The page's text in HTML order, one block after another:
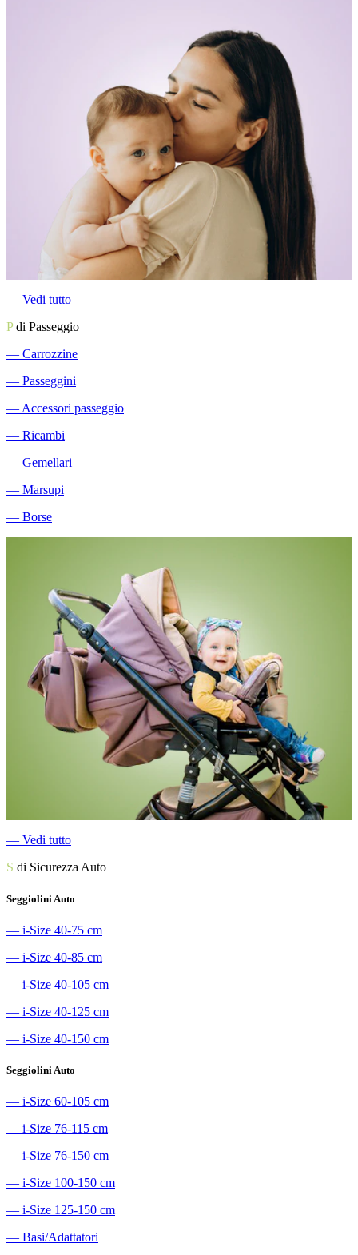
― Vedi tutto
Pdi Passeggio
― Carrozzine
― Passeggini
― Accessori passeggio
― Ricambi
― Gemellari
― Marsupi
― Borse
― Vedi tutto
S di Sicurezza Auto
Seggiolini Auto
― i-Size 40-75 cm
― i-Size 40-85 cm
― i-Size 40-105 cm
― i-Size 40-125 cm
― i-Size 40-150 cm
Seggiolini Auto
― i-Size 60-105 cm
― i-Size 76-115 cm
― i-Size 76-150 cm
― i-Size 100-150 cm
― i-Size 125-150 cm
― Basi/Adattatori